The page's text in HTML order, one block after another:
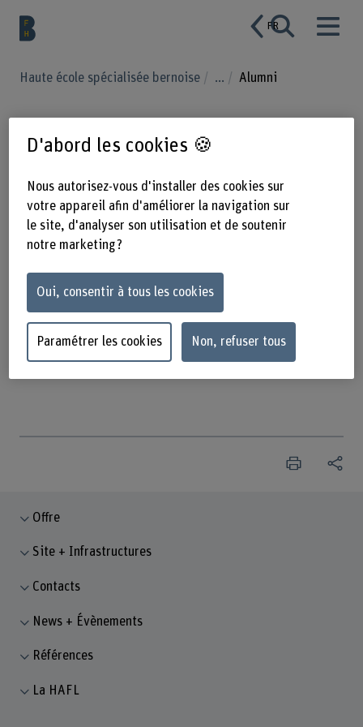
FR
Haute école spécialisée bernoise ... Alumni
Alumni département
HAFL
Nous sommes une association ouverte qui défend depuis
foresterie et alimentation de la BFH-HAFL. En tant
qu’organe de liaison entre la haute école, le monde du
travail et les associations faitières, nous sommes une
interface importante pour nos quelque 800 membres.
site web de l'association
Offre
Site + Infrastructures
Contacts
News + Évènements
Références
La HAFL
D'abord les cookies 🍪
Nous autorisez-vous d'installer des cookies sur
votre appareil afin d'améliorer la navigation sur
le site, d'analyser son utilisation et de soutenir
notre marketing ?
Oui, consentir à tous les cookies
Paramétrer les cookies Non, refuser tous